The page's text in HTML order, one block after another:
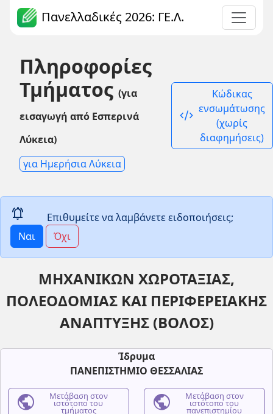
Πανελλαδικές 2026: ΓΕ.Λ.
Πληροφορίες
Τμήματος (για
εισαγωγή από Εσπερινά
Λύκεια)
για Ημερήσια Λύκεια
code_xml
Κώδικας
ενσωμάτωσης
(χωρίς
διαφημήσεις)
notifications_active
Επιθυμείτε να λαμβάνετε ειδοποιήσεις;
Ναι
Όχι
ΜΗΧΑΝΙΚΩΝ ΧΩΡΟΤΑΞΙΑΣ,
ΠΟΛΕΟΔΟΜΙΑΣ ΚΑΙ ΠΕΡΙΦΕΡΕΙΑΚΗΣ
ΑΝΑΠΤΥΞΗΣ (ΒΟΛΟΣ)
Ίδρυμα
ΠΑΝΕΠΙΣΤΗΜΙΟ ΘΕΣΣΑΛΙΑΣ
public Μετάβαση στον
ιστότοπο του
τμήματος public Μετάβαση στον
ιστότοπο του
πανεπιστημίου